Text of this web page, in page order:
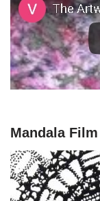
Mandala Film